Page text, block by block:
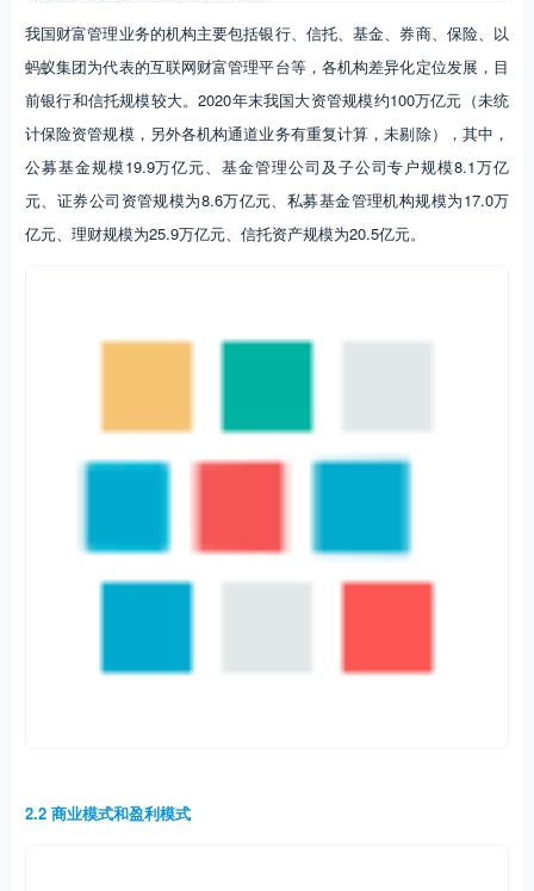
我国财富管理业务的机构主要包括银行、信托、基金、券商、保险、以
蚂蚁集团为代表的互联网财富管理平台等，各机构差异化定位发展，目
前银行和信托规模较大。2020年末我国大资管规模约100万亿元（未统
计保险资管规模，另外各机构通道业务有重复计算，未剔除），其中，
公募基金规模19.9万亿元、基金管理公司及子公司专户规模8.1万亿
元、证券公司资管规模为8.6万亿元、私募基金管理机构规模为17.0万
亿元、理财规模为25.9万亿元、信托资产规模为20.5亿元。
商业模式：从产品维度向以客户需求维度进阶